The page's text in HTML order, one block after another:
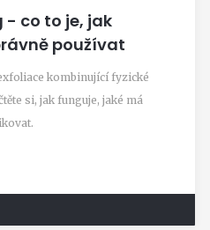
- co to je, jak
používat
kombinující fyzické
si, jak funguje, jaké má